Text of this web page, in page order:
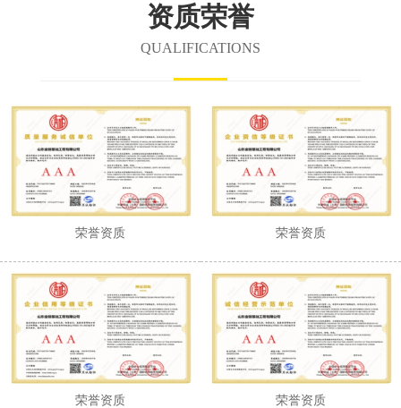
资质荣誉
QUALIFICATIONS
荣誉资质 荣誉资质
荣誉资质 荣誉资质